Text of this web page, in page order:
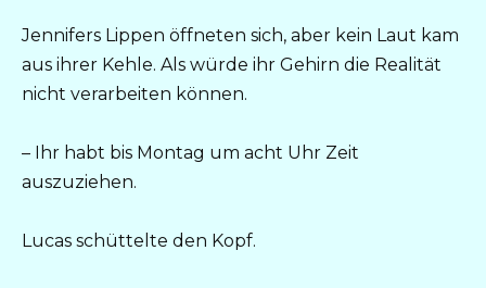
Jennifers Lippen öffneten sich, aber kein Laut kam
aus ihrer Kehle. Als würde ihr Gehirn die Realität
nicht verarbeiten können.
– Ihr habt bis Montag um acht Uhr Zeit
auszuziehen.
Lucas schüttelte den Kopf.